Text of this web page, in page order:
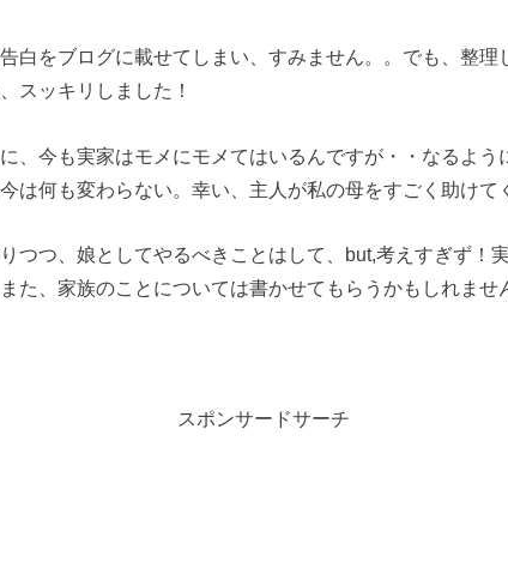
白をブログに載せてしまい、すみません。。でも、整理
スッキリしました！
、今も実家はモメにモメてはいるんですが・・なるよう
は何も変わらない。幸い、主人が私の母をすごく助けて
つつ、娘としてやるべきことはして、but,考えすぎず！
た、家族のことについては書かせてもらうかもしれませ
スポンサードサーチ